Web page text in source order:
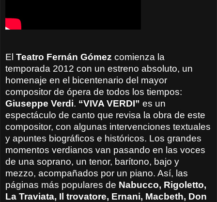
El Teatro Fernán Gómez comienza la
temporada 2012 con un estreno absoluto, un
homenaje en el bicentenario del mayor
compositor de ópera de todos los tiempos:
Giuseppe Verdi. “VIVA VERDI” es un
espectáculo de canto que revisa la obra de este
compositor, con algunas intervenciones textuales
y apuntes biográficos e históricos. Los grandes
momentos verdianos van pasando en las voces
de una soprano, un tenor, barítono, bajo y
mezzo, acompañados por un piano. Así, las
páginas más populares de Nabucco, Rigoletto,
La Traviata, Il trovatore, Ernani, Macbeth, Don